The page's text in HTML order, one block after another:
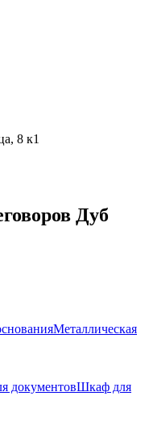
8 к1
Дуб
Металлическая
документовШкаф для